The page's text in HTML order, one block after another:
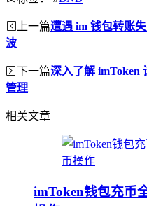
上一篇遭遇 im 钱包转账
波
下一篇深入了解 imToken
管理
相关文章
imToken钱包充币